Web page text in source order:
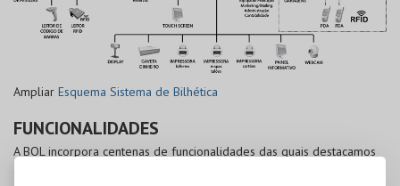
Ampliar Esquema Sistema de Bilhética
FUNCIONALIDADES
A BOL incorpora centenas de funcionalidades das quais destacamos